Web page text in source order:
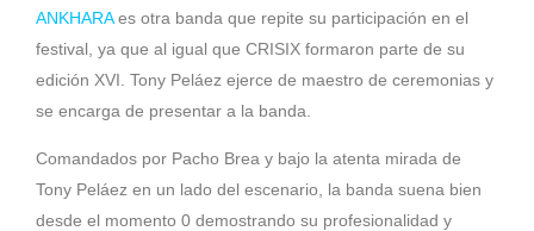
ANKHARAes otra banda que repite su participación en el
festival, ya que al igual que CRISIX formaron parte de su
edición XVI. Tony Peláez ejerce de maestro de ceremonias y
se encarga de presentar a la banda.
Comandados por Pacho Brea y bajo la atenta mirada de
Tony Peláez en un lado del escenario, la banda suena bien
desde el momento 0 demostrando su profesionalidad y